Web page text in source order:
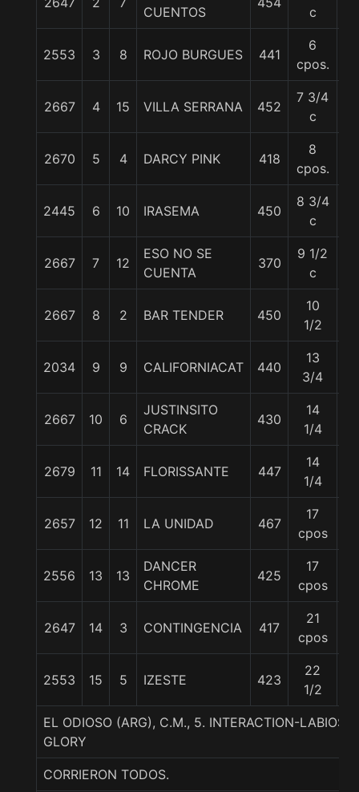
CUENTOS
c
2553 3 8 ROJO BURGUES 441
6
cpos.
2667 4 15 VILLA SERRANA 452
7 3/4
c
2670 5 4 DARCY PINK 418
8
cpos.
2445 6 10 IRASEMA 450
8 3/4
c
2667 7 12
ESO NO SE
CUENTA
370
9 1/2
c
2667 8 2 BAR TENDER 450
10
1/2
2034 9 9 CALIFORNIACAT 440
13
3/4
2667 10 6
JUSTINSITO
CRACK
430
14
1/4
2679 11 14 FLORISSANTE 447
14
1/4
2657 12 11 LA UNIDAD 467
17
cpos
2556 13 13
DANCER
CHROME
425
17
cpos
2647 14 3 CONTINGENCIA 417
21
cpos
2553 15 5 IZESTE 423
22
1/2
EL ODIOSO (ARG), C.M., 5. INTERACTION-LABIOS
GLORY
CORRIERON TODOS.